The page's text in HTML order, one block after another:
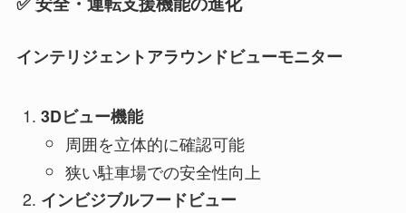
インテリジェントアラウンドビューモニター
3Dビュー機能
周囲を立体的に確認可能
狭い駐車場での安全性向上
インビジブルフードビュー